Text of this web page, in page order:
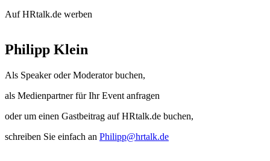
Auf HRtalk.de werben
Philipp Klein
Als Speaker oder Moderator buchen,
als Medienpartner für Ihr Event anfragen
oder um einen Gastbeitrag auf HRtalk.de buchen,
schreiben Sie einfach an Philipp@hrtalk.de